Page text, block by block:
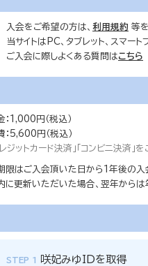
入会をご希望の方は、 利用規約 等
当サイトはPC、タブレット、スマー
ご入会に際しよくある質問はこちら
：1,000円（税込）
：5,600円（税込）
ジットカード決済」「コンビニ決済
限はご入会頂いた日から1年後の入
に更新いただいた場合、翌年からは
STEP 1 咲妃みゆIDを取得